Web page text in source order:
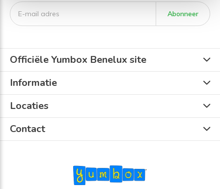
Abonneer
Officiële Yumbox Benelux site
Informatie
Locaties
Contact